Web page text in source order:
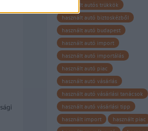
használt autós trükkök
használt autó biztoskézből
használt autó budapest
használt autó import
használt autó importálás
használt autó piac
használt autó vásárlás
használt autó vásárlási tanácsok
használt autó vásárlási tipp
használt import
használt piac